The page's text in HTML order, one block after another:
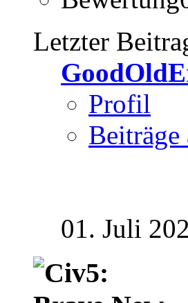
Letzter
Profil
Beiträge
01. Juli